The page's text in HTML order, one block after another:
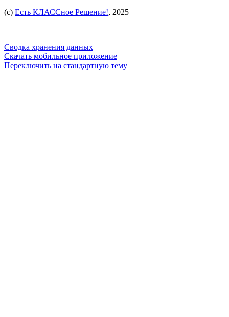
(c) Есть КЛАССное Решение!, 2025
Сводка хранения данных
Скачать мобильное приложение
Переключить на стандартную тему